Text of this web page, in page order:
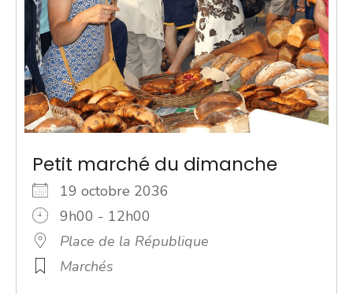
Petit marché du dimanche
19 octobre 2036
9h00 - 12h00
Place de la République
Marchés